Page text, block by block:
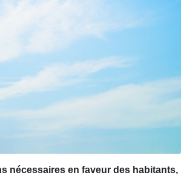
nécessaires en faveur des habitants,